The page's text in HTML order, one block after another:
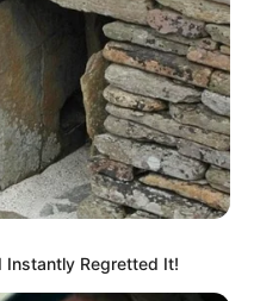
Instantly Regretted It!